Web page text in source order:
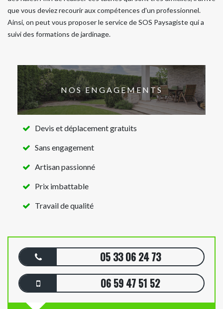
que vous deviez recourir aux compétences d'un professionnel.
Ainsi, on peut vous proposer le service de SOS Paysagiste qui a
suivi des formations de jardinage.
NOS ENGAGEMENTS
Devis et déplacement gratuits
Sans engagement
Artisan passionné
Prix imbattable
Travail de qualité
05 33 06 24 73
06 59 47 51 52